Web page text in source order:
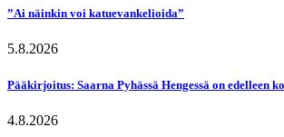
”Ai näinkin voi katuevankelioida”
5.8.2026
Pääkirjoitus: Saarna Pyhässä Hengessä on edelleen
4.8.2026